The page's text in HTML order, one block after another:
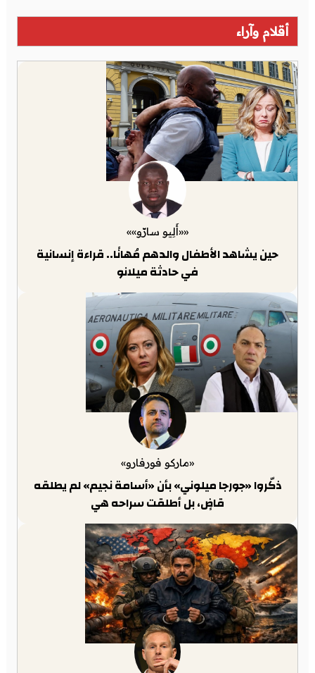
أقلام وآراء
««أَلِيو سارّو»»
حين يشاهد الأطفال والدهم مُهانًا.. قراءة إنسانية
في حادثة ميلانو
«ماركو فورفارو»
ذكّروا «جورجا ميلوني» بأن «أسامة نجيم» لم يطلقه
قاضٍ، بل أطلقت سراحه هي